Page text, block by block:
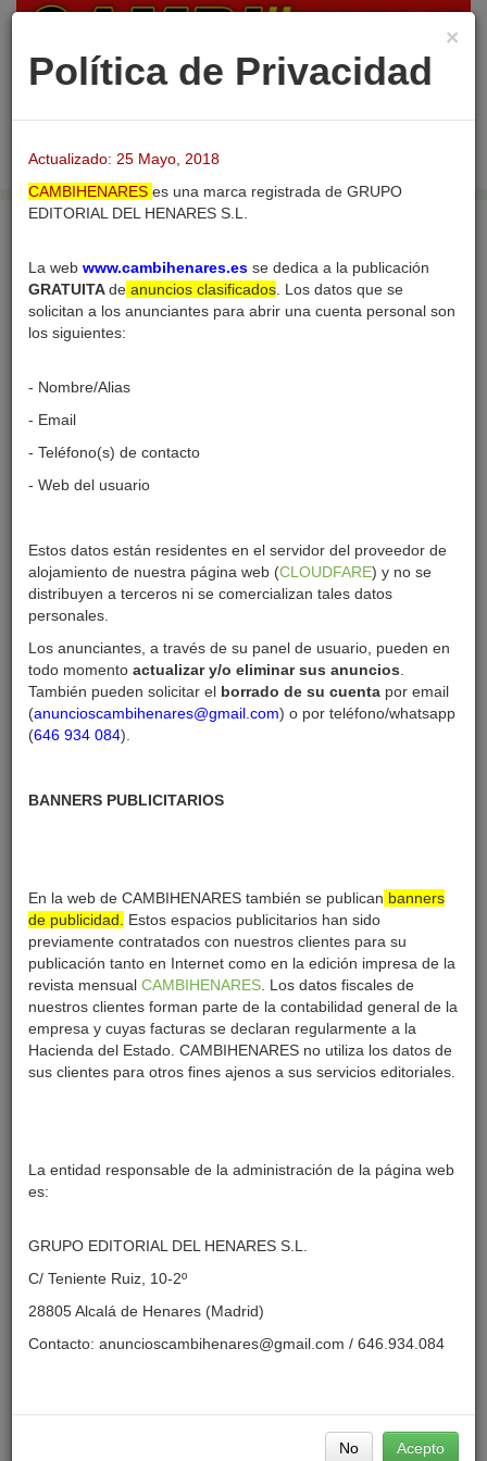
×
Política de Privacidad
Actualizado: 25 Mayo, 2018
CAMBIHENARES es una marca registrada de GRUPO
EDITORIAL DEL HENARES S.L.
La web www.cambihenares.es se dedica a la publicación
GRATUITAde anuncios clasificados . Los datos que se
solicitan a los anunciantes para abrir una cuenta personal son
los siguientes:
- Nombre/Alias
- Email
- Teléfono(s) de contacto
- Web del usuario
Estos datos están residentes en el servidor del proveedor de
alojamiento de nuestra página web (CLOUDFARE) y no se
distribuyen a terceros ni se comercializan tales datos
personales.
Los anunciantes, a través de su panel de usuario, pueden en
todo momento actualizar y/o eliminar sus anuncios
También pueden solicitar el borrado de su cuenta por email
(anuncioscambihenares@gmail.com) o por teléfono/whatsapp
(646 934 084).
BANNERS PUBLICITARIOS
En la web de CAMBIHENARES también se publican banners
de publicidad.
Estos espacios publicitarios han sido
previamente contratados con nuestros clientes para su
publicación tanto en Internet como en la edición impresa de la
revista mensual CAMBIHENARES . Los datos fiscales de
nuestros clientes forman parte de la contabilidad general de la
empresa y cuyas facturas se declaran regularmente a la
Hacienda del Estado. CAMBIHENARES no utiliza los datos de
sus clientes para otros fines ajenos a sus servicios editoriales.
La entidad responsable de la administración de la página web
es:
GRUPO EDITORIAL DEL HENARES S.L.
C/ Teniente Ruiz, 10-2º
28805 Alcalá de Henares (Madrid)
Contacto: anuncioscambihenares@gmail.com / 646.934.084
No Acepto
Inicio Usuarios Perfil del usuario
Perfil del usuario
perstuzumetasl
Creado:
11-10-24
Última sesión:
11-10-24
Enviar mensaje
DESTACADO SALUD
A Debate
TURISMO
Cómo publicar anuncios